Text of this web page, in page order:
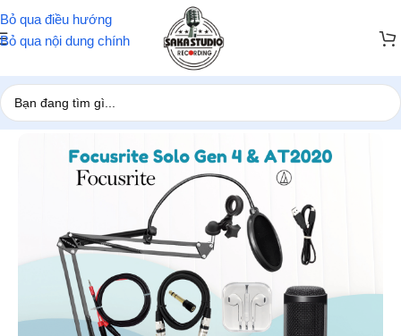
Bỏ qua điều hướng
Bỏ qua nội dung chính
Trang chủ/ Combo hát live